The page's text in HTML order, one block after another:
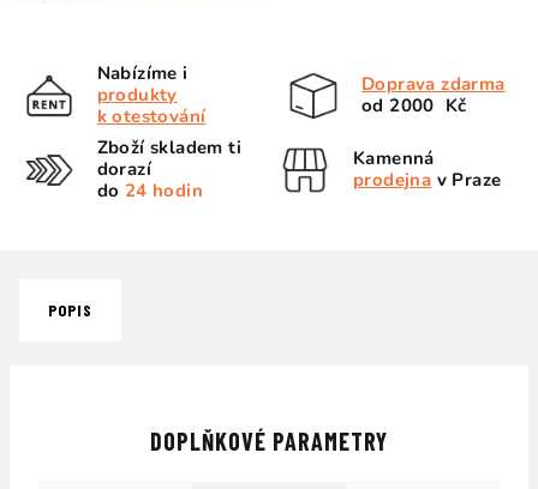
Nabízíme i
produkty
k otestování
Doprava zdarma
od 2000 Kč
Zboží skladem ti
dorazí
do 24 hodin
Kamenná
prodejna v Praze
POPIS
DOPLŇKOVÉ PARAMETRY